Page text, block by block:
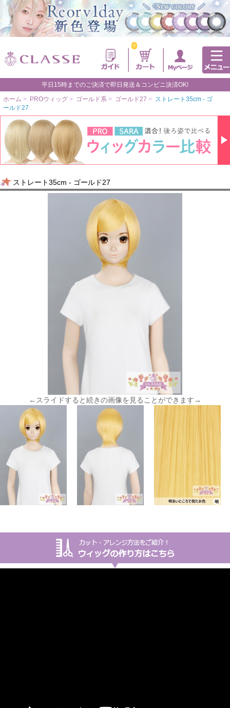
0
平日15時までのご決済で即日発送＆コンビニ決済OK!
ホーム > PROウィッグ > ゴールド系 > ゴールド27 > ストレート35cm - ゴ
ールド27
ストレート35cm - ゴールド27
←スライドすると続きの画像を見ることができます→